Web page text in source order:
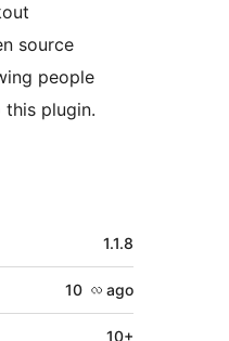
source
people
plugin.
1.1.8
10 လ ago
10+